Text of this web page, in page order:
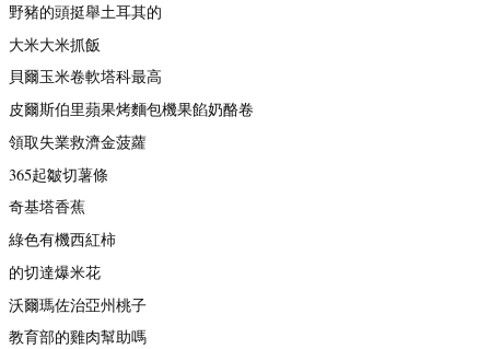
野豬的頭挺舉土耳其的
大米大米抓飯
貝爾玉米卷軟塔科最高
皮爾斯伯里蘋果烤麵包機果餡奶酪卷
領取失業救濟金菠蘿
365起皺切薯條
奇基塔香蕉
綠色有機西紅柿
的切達爆米花
沃爾瑪佐治亞州桃子
教育部的雞肉幫助嗎